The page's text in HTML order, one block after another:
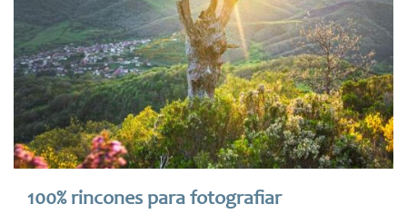
100% rincones para fotografiar